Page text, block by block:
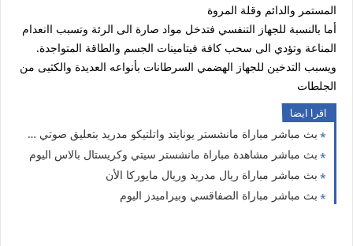
المستمر والدائم وقلة المروة
أما بالنسبة للجهاز التنفسي فتدخل مواد صارة الى الرئة وتسبب اانعدام
المناعة وتؤدي الى سحب كافة فيتامينات الجسم والطاقة المتواجدة.
ويسبب التدخين للجهاز الهضمي السرطانات بأنواعه العديدة والكثيى من
الجلطات
اقرا ايضا
بث مباشر مباراة مانشستر يونايتد واتلتيكو مدريد بتعليق صوتي رؤوف خليف اليوم
بث مباشر مشاهدة مباراة مانشستر سيتي وكريستال بالاس اليوم
بث مباشر مباراة ريال مدريد وريال مايوركا الأن
بث مباشر مباراة الصفاقسي وبيراميدز اليوم